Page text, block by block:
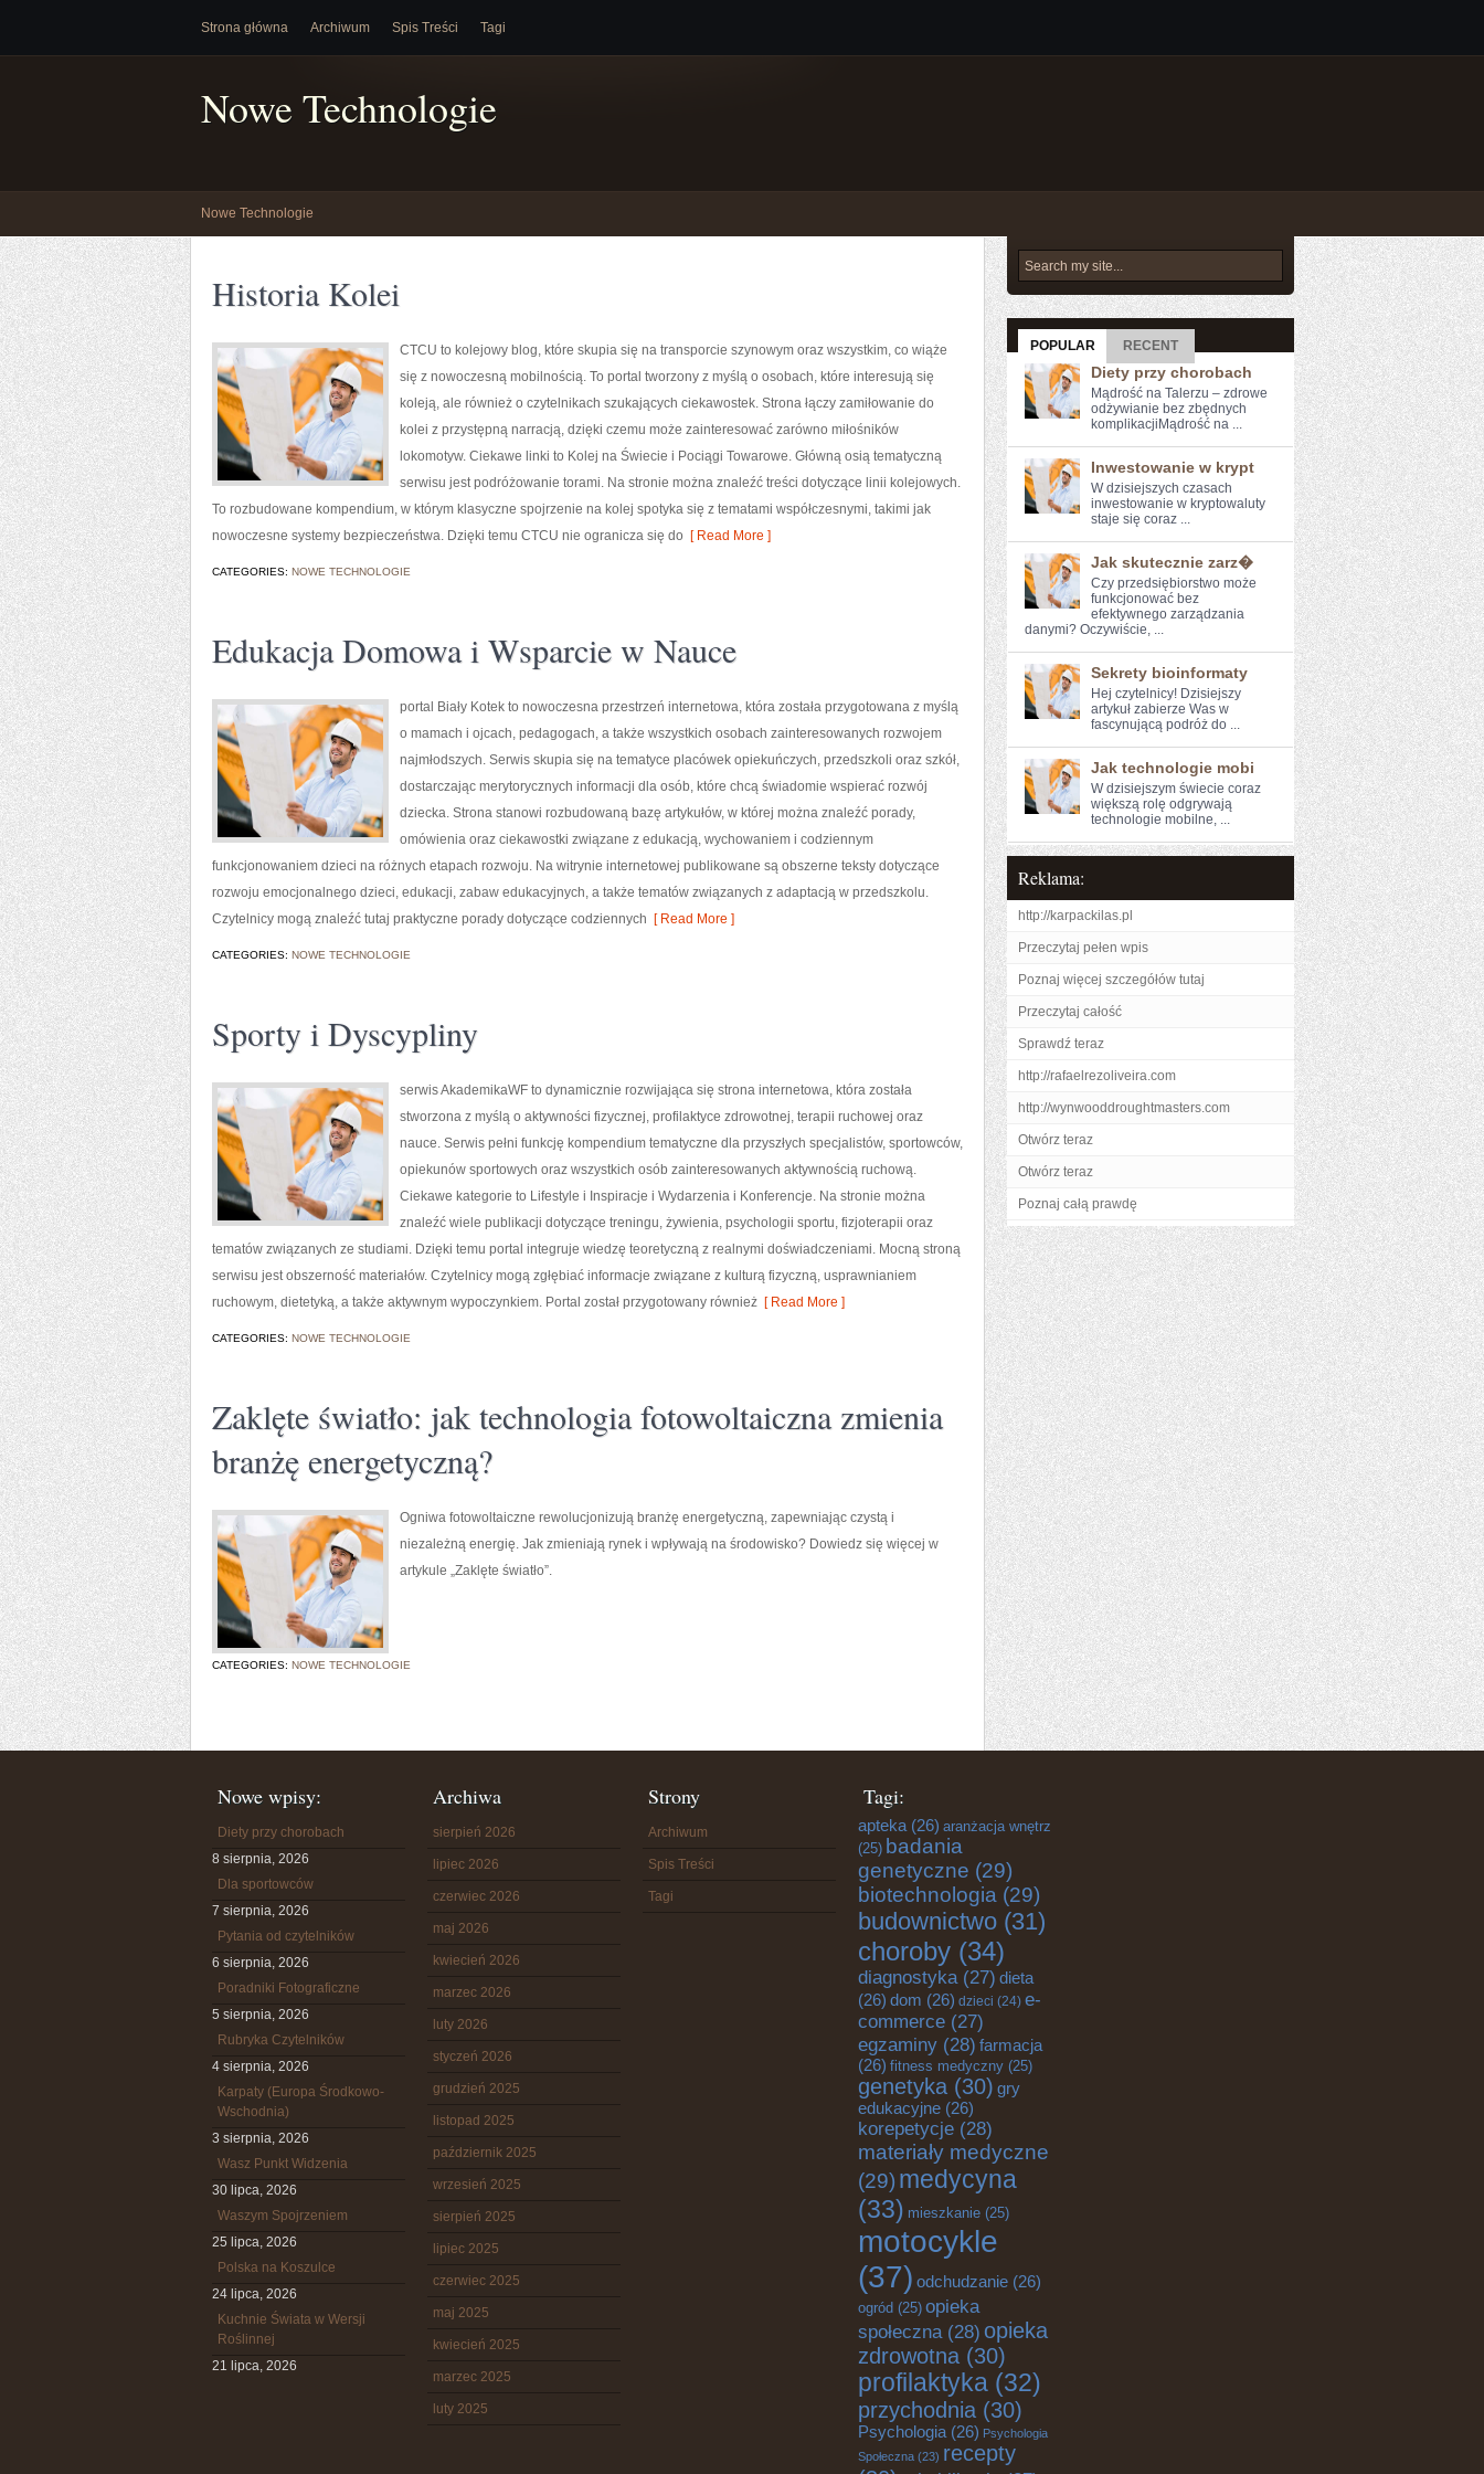
Strona główna Archiwum Spis Treści Tagi
Nowe Technologie
Nowe Technologie
Historia Kolei
CTCU to kolejowy blog, które skupia się na transporcie szynowym oraz wszystkim, co wiąże
się z nowoczesną mobilnością. To portal tworzony z myślą o osobach, które interesują się
koleją, ale również o czytelnikach szukających ciekawostek. Strona łączy zamiłowanie do
kolei z przystępną narracją, dzięki czemu może zainteresować zarówno miłośników
lokomotyw. Ciekawe linki to Kolej na Świecie i Pociągi Towarowe. Główną osią tematyczną
serwisu jest podróżowanie torami. Na stronie można znaleźć treści dotyczące linii kolejowych.
To rozbudowane kompendium, w którym klasyczne spojrzenie na kolej spotyka się z tematami współczesnymi, takimi jak
nowoczesne systemy bezpieczeństwa. Dzięki temu CTCU nie ogranicza się do [ Read More ]
CATEGORIES: NOWE TECHNOLOGIE
Edukacja Domowa i Wsparcie w Nauce
portal Biały Kotek to nowoczesna przestrzeń internetowa, która została przygotowana z myślą
o mamach i ojcach, pedagogach, a także wszystkich osobach zainteresowanych rozwojem
najmłodszych. Serwis skupia się na tematyce placówek opiekuńczych, przedszkoli oraz szkół,
dostarczając merytorycznych informacji dla osób, które chcą świadomie wspierać rozwój
dziecka. Strona stanowi rozbudowaną bazę artykułów, w której można znaleźć porady,
omówienia oraz ciekawostki związane z edukacją, wychowaniem i codziennym
funkcjonowaniem dzieci na różnych etapach rozwoju. Na witrynie internetowej publikowane są obszerne teksty dotyczące
rozwoju emocjonalnego dzieci, edukacji, zabaw edukacyjnych, a także tematów związanych z adaptacją w przedszkolu.
Czytelnicy mogą znaleźć tutaj praktyczne porady dotyczące codziennych [ Read More ]
CATEGORIES: NOWE TECHNOLOGIE
Sporty i Dyscypliny
serwis AkademikaWF to dynamicznie rozwijająca się strona internetowa, która została
stworzona z myślą o aktywności fizycznej, profilaktyce zdrowotnej, terapii ruchowej oraz
nauce. Serwis pełni funkcję kompendium tematyczne dla przyszłych specjalistów, sportowców,
opiekunów sportowych oraz wszystkich osób zainteresowanych aktywnością ruchową.
Ciekawe kategorie to Lifestyle i Inspiracje i Wydarzenia i Konferencje. Na stronie można
znaleźć wiele publikacji dotyczące treningu, żywienia, psychologii sportu, fizjoterapii oraz
tematów związanych ze studiami. Dzięki temu portal integruje wiedzę teoretyczną z realnymi doświadczeniami. Mocną stroną
serwisu jest obszerność materiałów. Czytelnicy mogą zgłębiać informacje związane z kulturą fizyczną, usprawnianiem
ruchowym, dietetyką, a także aktywnym wypoczynkiem. Portal został przygotowany również [ Read More ]
CATEGORIES: NOWE TECHNOLOGIE
Zaklęte światło: jak technologia fotowoltaiczna zmienia
branżę energetyczną?
Ogniwa fotowoltaiczne rewolucjonizują branżę energetyczną, zapewniając czystą i
niezależną energię. Jak zmieniają rynek i wpływają na środowisko? Dowiedz się więcej w
artykule „Zaklęte światło”.
CATEGORIES: NOWE TECHNOLOGIE
POPULAR RECENT
Diety przy chorobach
Mądrość na Talerzu – zdrowe
odżywianie bez zbędnych
komplikacjiMądrość na ...
Inwestowanie w krypt
W ⁤dzisiejszych czasach
⁢inwestowanie w kryptowaluty
staje się coraz ...
Jak skutecznie zarz�
Czy przedsiębiorstwo może
‌funkcjonować bez
⁢efektywnego⁤ zarządzania
danymi? Oczywiście, ...
Sekrety bioinformaty
Hej⁤ czytelnicy! Dzisiejszy
artykuł zabierze Was w
fascynującą podróż⁣ do ...
Jak technologie mobi
W dzisiejszym świecie coraz
większą rolę odgrywają
technologie mobilne, ...
Reklama:
http://karpackilas.pl
Przeczytaj pełen wpis
Poznaj więcej szczegółów tutaj
Przeczytaj całość
Sprawdź teraz
http://rafaelrezoliveira.com
http://wynwooddroughtmasters.com
Otwórz teraz
Otwórz teraz
Poznaj całą prawdę
Nowe wpisy:
Diety przy chorobach
8 sierpnia, 2026
Dla sportowców
7 sierpnia, 2026
Pytania od czytelników
6 sierpnia, 2026
Poradniki Fotograficzne
5 sierpnia, 2026
Rubryka Czytelników
4 sierpnia, 2026
Karpaty (Europa Środkowo-
Wschodnia)
3 sierpnia, 2026
Wasz Punkt Widzenia
30 lipca, 2026
Waszym Spojrzeniem
25 lipca, 2026
Polska na Koszulce
24 lipca, 2026
Kuchnie Świata w Wersji
Roślinnej
21 lipca, 2026
Archiwa
sierpień 2026
lipiec 2026
czerwiec 2026
maj 2026
kwiecień 2026
marzec 2026
luty 2026
styczeń 2026
grudzień 2025
listopad 2025
październik 2025
wrzesień 2025
sierpień 2025
lipiec 2025
czerwiec 2025
maj 2025
kwiecień 2025
marzec 2025
luty 2025
Strony
Archiwum
Spis Treści
Tagi
Tagi:
apteka (26) aranżacja wnętrz
(25) badania
genetyczne (29)
biotechnologia (29)
budownictwo (31)
choroby (34)
diagnostyka(27) dieta
(26) dom (26) dzieci (24) e-
commerce (27)
egzaminy (28) farmacja
(26) fitness medyczny (25)
genetyka (30) gry
edukacyjne (26)
korepetycje (28)
materiały medyczne
(29) medycyna
(33) mieszkanie (25)
motocykle
(37) odchudzanie (26)
ogród (25) opieka
społeczna(28) opieka
zdrowotna (30)
profilaktyka (32)
przychodnia (30)
Psychologia (26) Psychologia
Społeczna (23) recepty